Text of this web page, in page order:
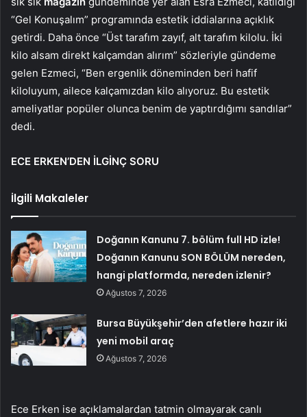
“Gel Konuşalım” programında estetik iddialarına açıklık
getirdi. Daha önce “Üst tarafım zayıf, alt tarafım kilolu. İki
kilo alsam direkt kalçamdan alırım” sözleriyle gündeme
gelen Ezmeci, “Ben ergenlik döneminden beri hafif
kiloluyum, ailece kalçamızdan kilo alıyoruz. Bu estetik
ameliyatlar popüler olunca benim de yaptırdığımı sandılar”
dedi.
ECE ERKEN’DEN İLGİNÇ SORU
İlgili Makaleler
Doğanın Kanunu 7. bölüm full HD izle!
Doğanın Kanunu SON BÖLÜM nereden,
hangi platformda, nereden izlenir?
Ağustos 7, 2026
Bursa Büyükşehir’den afetlere hazır iki
yeni mobil araç
Ağustos 7, 2026
Ece Erken ise açıklamalardan tatmin olmayarak canlı